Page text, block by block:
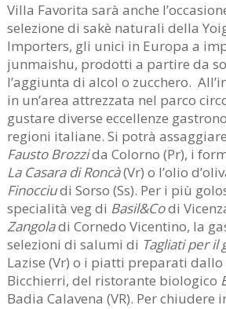
Villa Favorita sarà anche
selezione di sakè naturali della
Importers, gli unici in Europa a
junmaishu, prodotti a partire da
l’aggiunta di alcol o zucchero.
in un’area attrezzata nel parco
gustare diverse eccellenze
regioni italiane. Si potrà
Fausto Brozzida Colorno (Pr), i
La Casara di Roncà(Vr) o l’olio
Finocciudi Sorso (Ss). Per i più
specialità veg di Basil&Codi
Zangoladi Cornedo Vicentino, la
selezioni di salumi di Tagliati per il
Lazise (Vr) o i piatti preparati dallo
Bicchierri, del ristorante biologico
Badia Calavena (VR). Per chiudere